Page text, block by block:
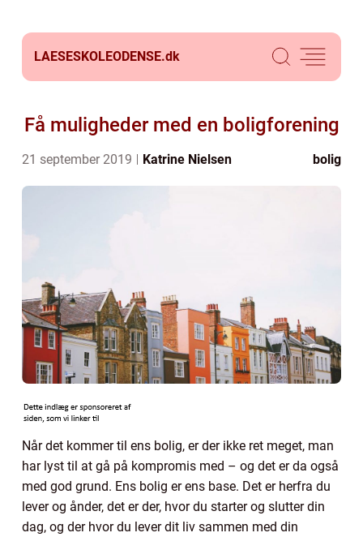
LAESESKOLEODENSE.dk
Få muligheder med en boligforening
21 september 2019 Katrine Nielsen bolig
Når det kommer til ens bolig, er der ikke ret meget, man
har lyst til at gå på kompromis med – og det er da også
med god grund. Ens bolig er ens base. Det er herfra du
lever og ånder, det er der, hvor du starter og slutter din
dag, og der hvor du lever dit liv sammen med din